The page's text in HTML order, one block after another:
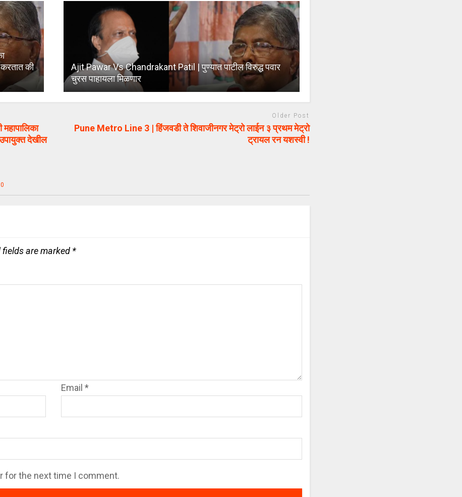
की
Ajit Pawar Vs Chandrakant Patil | पुण्यात पाटील विरुद्ध पवार
चुरस पाहायला मिळणार
देखील
Older Post
Pune Metro Line 3 | हिंजवडी ते शिवाजीनगर मेट्रो लाईन ३ प्रथम मेट्रो
ट्रायल रन यशस्वी !
0
fields are marked *
Email*
for the next time I comment.